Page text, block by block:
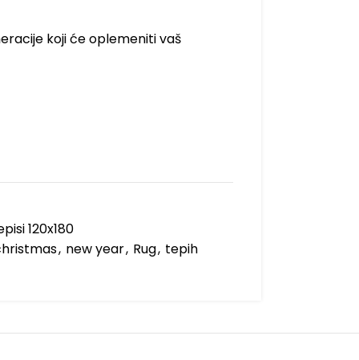
koji će oplemeniti vaš
120x180
, new year, Rug, tepih